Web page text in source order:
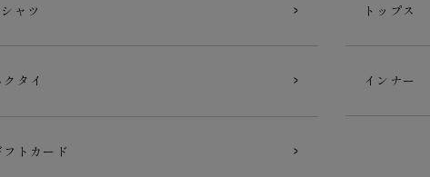
ャツ トップス
クタイ インナー
フトカード